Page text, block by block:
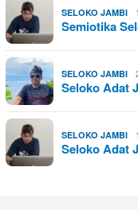
SELOKO JAMBI
Semiotika
SELOKO JAMBI
Seloko Adat
SELOKO JAMBI
Seloko Adat